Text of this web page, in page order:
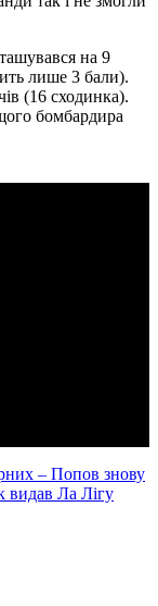
на 9
лише 3 бали).
(16 сходинка).
бомбардира
– Попов знову
видав Ла Лігу